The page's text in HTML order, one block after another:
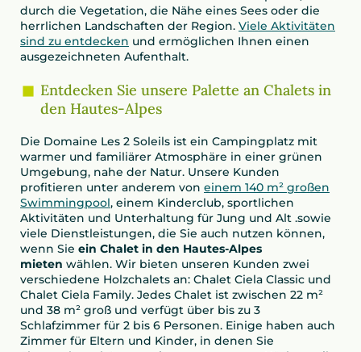
durch die Vegetation, die Nähe eines Sees oder die
herrlichen Landschaften der Region. Viele Aktivitäten
sind zu entdecken und ermöglichen Ihnen einen
ausgezeichneten Aufenthalt.
Entdecken Sie unsere Palette an Chalets in
den Hautes-Alpes
Die Domaine Les 2 Soleils ist ein Campingplatz mit
warmer und familiärer Atmosphäre in einer grünen
Umgebung, nahe der Natur. Unsere Kunden
profitieren unter anderem von einem 140 m² großen
Swimmingpool, einem Kinderclub, sportlichen
Aktivitäten und Unterhaltung für Jung und Alt .sowie
viele Dienstleistungen, die Sie auch nutzen können,
wenn Sie ein Chalet in den Hautes-Alpes
mieten wählen. Wir bieten unseren Kunden zwei
verschiedene Holzchalets an: Chalet Ciela Classic und
Chalet Ciela Family. Jedes Chalet ist zwischen 22 m²
und 38 m² groß und verfügt über bis zu 3
Schlafzimmer für 2 bis 6 Personen. Einige haben auch
Zimmer für Eltern und Kinder, in denen Sie